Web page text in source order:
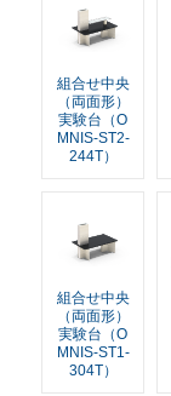
組合せ中央
（両面形）
実験台（O
MNIS-ST2-
244T）
組合せ中央
（両面形）
実験台（O
MNIS-ST1-
304T）